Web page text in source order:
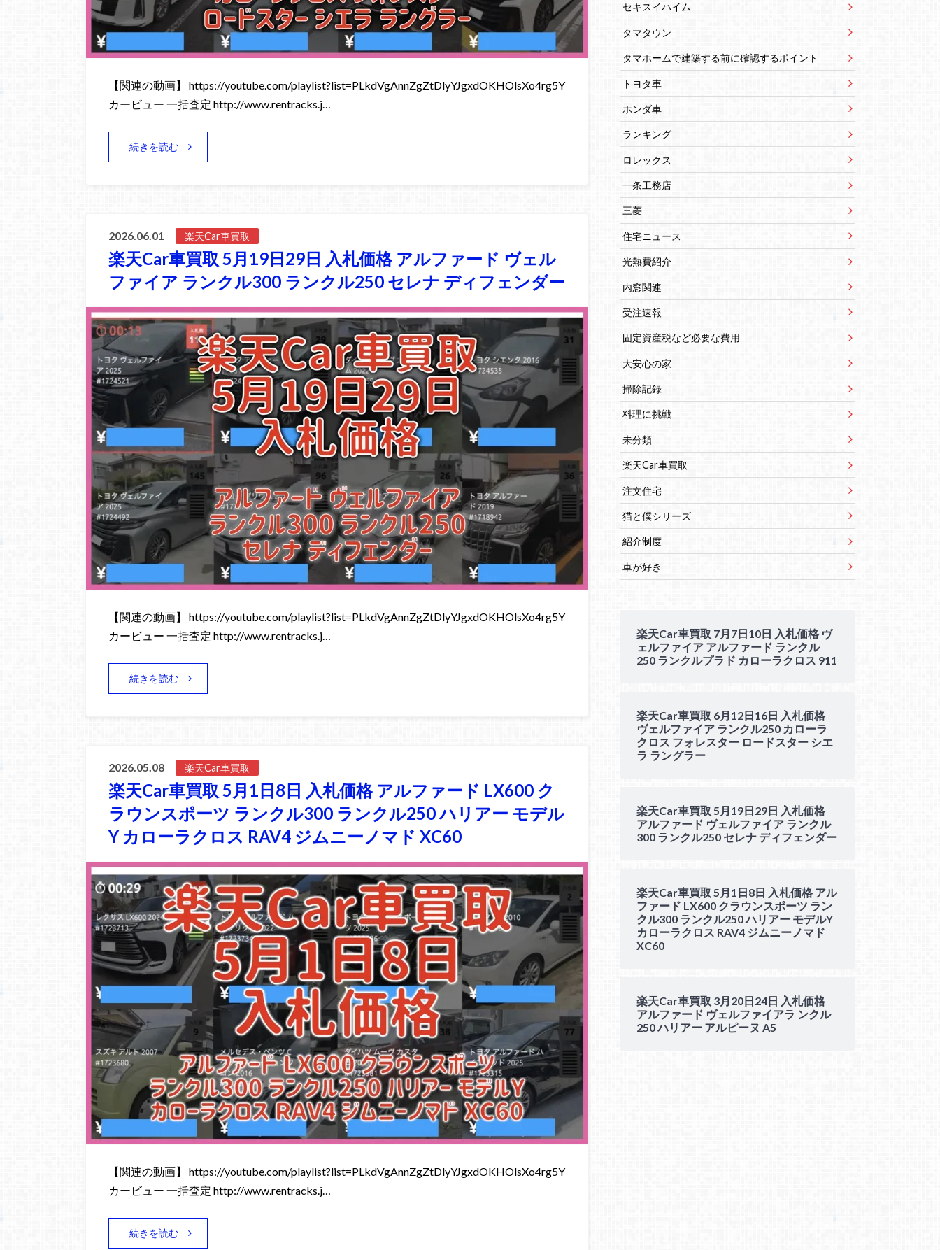
【関連の動画】 https://youtube.com/playlist?list=PLkdVgAnnZgZtDlyYJgxdOKHOlsXo4rg5Y
カービュー 一括査定 http://www.rentracks.j…
続きを読む
2026.06.01 楽天Car車買取
楽天Car車買取 5月19日29日 入札価格 アルファード ヴェル
ファイア ランクル300 ランクル250 セレナ ディフェンダー
【関連の動画】 https://youtube.com/playlist?list=PLkdVgAnnZgZtDlyYJgxdOKHOlsXo4rg5Y
カービュー 一括査定 http://www.rentracks.j…
続きを読む
2026.05.08 楽天Car車買取
楽天Car車買取 5月1日8日 入札価格 アルファード LX600 ク
ラウンスポーツ ランクル300 ランクル250 ハリアー モデル
Y カローラクロス RAV4 ジムニーノマド XC60
【関連の動画】 https://youtube.com/playlist?list=PLkdVgAnnZgZtDlyYJgxdOKHOlsXo4rg5Y
カービュー 一括査定 http://www.rentracks.j…
続きを読む
セキスイハイム
タマタウン
タマホームで建築する前に確認するポイント
トヨタ車
ホンダ車
ランキング
ロレックス
一条工務店
三菱
住宅ニュース
光熱費紹介
内窓関連
受注速報
固定資産税など必要な費用
大安心の家
掃除記録
料理に挑戦
未分類
楽天Car車買取
注文住宅
猫と僕シリーズ
紹介制度
車が好き
楽天Car車買取 7月7日10日 入札価格 ヴ
ェルファイア アルファード ランクル
250 ランクルプラド カローラクロス 911
楽天Car車買取 6月12日16日 入札価格
ヴェルファイア ランクル250 カローラ
クロス フォレスター ロードスター シエ
ラ ラングラー
楽天Car車買取 5月19日29日 入札価格
アルファード ヴェルファイア ランクル
300 ランクル250 セレナ ディフェンダー
楽天Car車買取 5月1日8日 入札価格 アル
ファード LX600 クラウンスポーツ ラン
クル300 ランクル250 ハリアー モデルY
カローラクロス RAV4 ジムニーノマド
XC60
楽天Car車買取 3月20日24日 入札価格
アルファード ヴェルファイアラ ンクル
250 ハリアー アルピーヌ A5